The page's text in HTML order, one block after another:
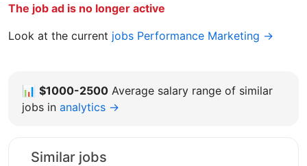
The job ad is no longer active
Look at the current jobs Performance Marketing →
📊 $1000-2500 Average salary range of similar
jobs in analytics →
Similar jobs